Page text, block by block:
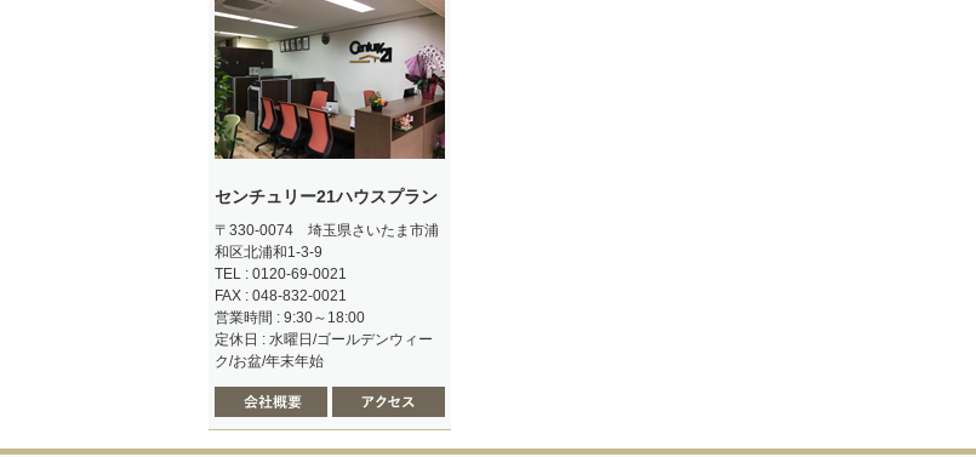
センチュリー21ハウスプラン
〒330-0074 埼玉県さいたま市浦
和区北浦和1-3-9
TEL : 0120-69-0021
FAX : 048-832-0021
営業時間 : 9:30～18:00
定休日 : 水曜日/ゴールデンウィー
ク/お盆/年末年始